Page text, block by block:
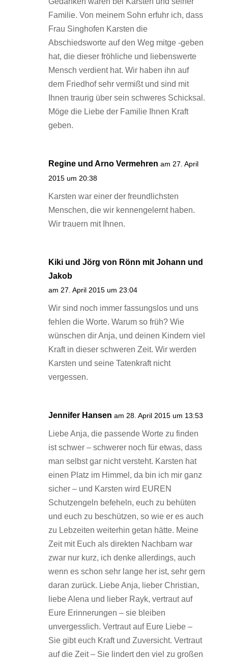
Familie. Von meinem Sohn erfuhr ich, dass
Frau Singhofen Karsten die
Abschiedsworte auf den Weg mitge -geben
hat, die dieser fröhliche und liebenswerte
Mensch verdient hat. Wir haben ihn auf
dem Friedhof sehr vermißt und sind mit
Ihnen traurig über sein schweres Schicksal.
Möge die Liebe der Familie Ihnen Kraft
geben.
Regine und Arno Vermehren am 27. April
2015 um 20:38
Karsten war einer der freundlichsten
Menschen, die wir kennengelernt haben.
Wir trauern mit Ihnen.
Kiki und Jörg von Rönn mit Johann und
Jakob
am 27. April 2015 um 23:04
Wir sind noch immer fassungslos und uns
fehlen die Worte. Warum so früh? Wie
wünschen dir Anja, und deinen Kindern viel
Kraft in dieser schweren Zeit. Wir werden
Karsten und seine Tatenkraft nicht
vergessen.
Jennifer Hansen am 28. April 2015 um 13:53
Liebe Anja, die passende Worte zu finden
ist schwer – schwerer noch für etwas, dass
man selbst gar nicht versteht. Karsten hat
einen Platz im Himmel, da bin ich mir ganz
sicher – und Karsten wird EUREN
Schutzengeln befeheln, euch zu behüten
und euch zu beschützen, so wie er es auch
zu Lebzeiten weiterhin getan hätte. Meine
Zeit mit Euch als direkten Nachbarn war
zwar nur kurz, ich denke allerdings, auch
wenn es schon sehr lange her ist, sehr gern
daran zurück. Liebe Anja, lieber Christian,
liebe Alena und lieber Rayk, vertraut auf
Eure Erinnerungen – sie bleiben
unvergesslich. Vertraut auf Eure Liebe –
Sie gibt euch Kraft und Zuversicht. Vertraut
auf die Zeit – Sie lindert den viel zu großen